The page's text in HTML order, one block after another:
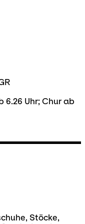
6.26 Uhr; Chur ab
Stöcke,